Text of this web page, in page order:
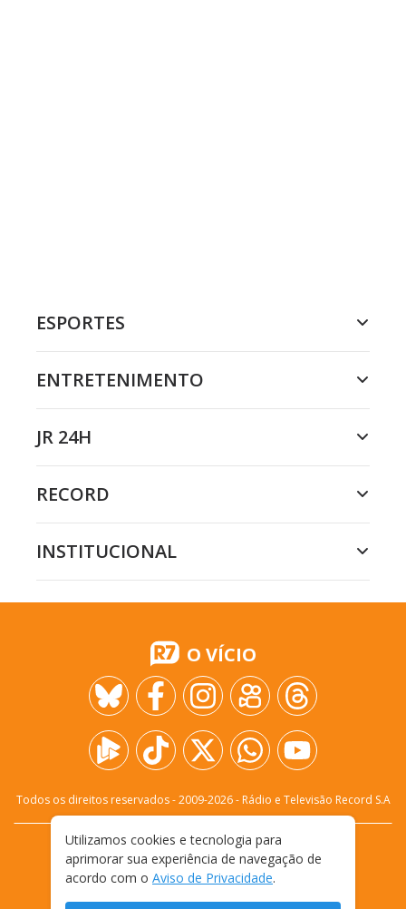
ESPORTES
ENTRETENIMENTO
JR 24H
RECORD
INSTITUCIONAL
O VÍCIO
Todos os direitos reservados - 2009-2026- Rádio e Televisão Record S.A
FALE CONOSCO
PRIVACIDADE
TERMOS E CONDIÇÕES DE USO
Utilizamos cookies e tecnologia para
aprimorar sua experiência de navegação de
acordo com o Aviso de Privacidade.